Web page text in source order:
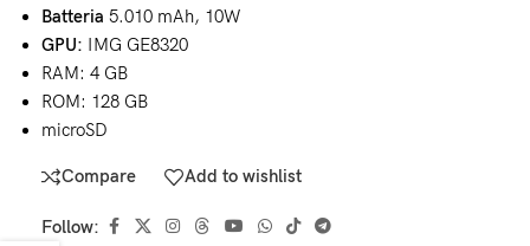
Batteria 5.010 mAh, 10W
GPU: IMG GE8320
RAM: 4 GB
ROM: 128 GB
microSD
Compare Add to wishlist
Follow: